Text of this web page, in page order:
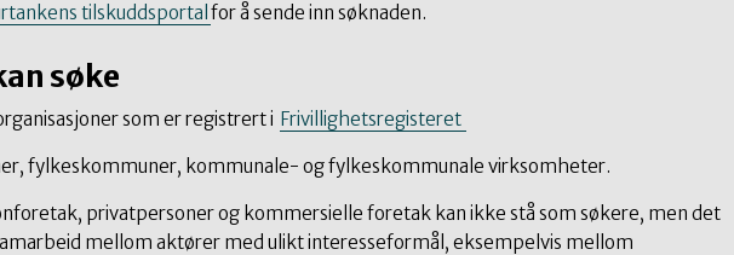
tilskuddsportal for å sende inn søknaden.
søke
som er registrert i Frivillighetsregisteret
fylkeskommuner, kommunale- og fylkeskommunale virksomheter.
privatpersoner og kommersielle foretak kan ikke stå som søkere, men det
mellom aktører med ulikt interesseformål, eksempelvis mellom